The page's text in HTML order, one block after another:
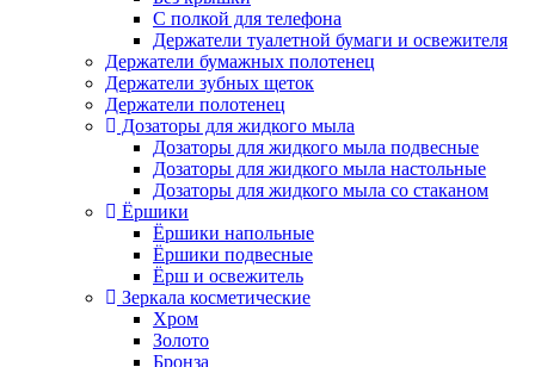
С полкой для телефона
Держатели туалетной бумаги и освежителя
Держатели бумажных полотенец
Держатели зубных щеток
Держатели полотенец
Дозаторы для жидкого мыла
Дозаторы для жидкого мыла подвесные
Дозаторы для жидкого мыла настольные
Дозаторы для жидкого мыла со стаканом
Ёршики
Ёршики напольные
Ёршики подвесные
Ёрш и освежитель
Зеркала косметические
Хром
Золото
Бронза